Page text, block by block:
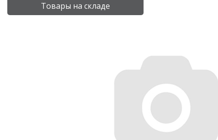
Товары на складе